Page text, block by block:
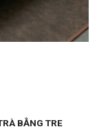
BẰNG TRE